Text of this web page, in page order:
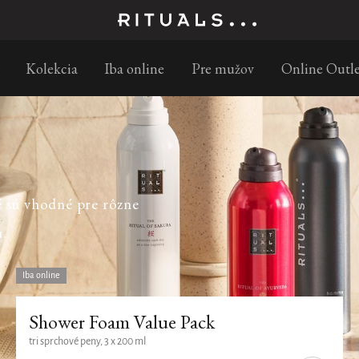
Kolekcia Iba online Pre mužov Online
vhodné pre rôzne
Iba online
Shower Foam Value Pack
tri sprchové peny, 3 x 200 ml